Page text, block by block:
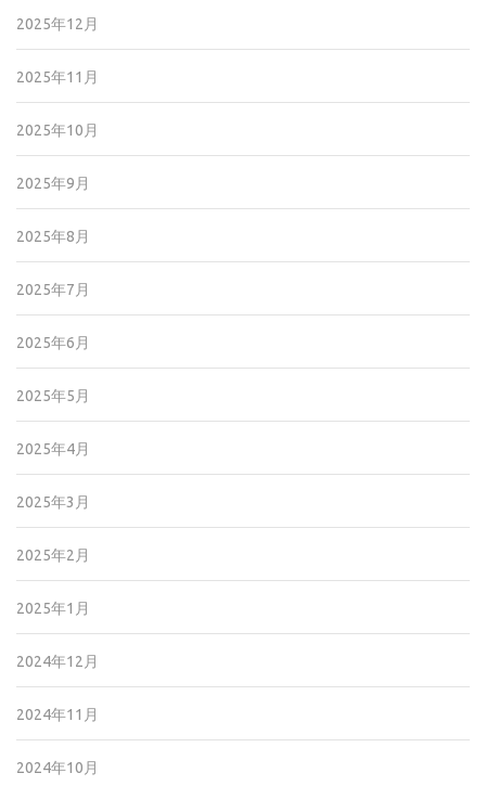
2025年12月
2025年11月
2025年10月
2025年9月
2025年8月
2025年7月
2025年6月
2025年5月
2025年4月
2025年3月
2025年2月
2025年1月
2024年12月
2024年11月
2024年10月